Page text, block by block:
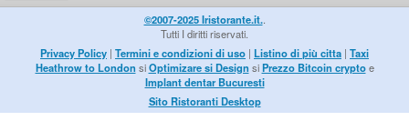
©2007-2025 Iristorante.it..
Tutti I diritti riservati.
Privacy Policy | Termini e condizioni di uso | Listino di più citta | Taxi
Heathrow to London siOptimizare si Design siPrezzo Bitcoin cryptoe
Implant dentar Bucuresti
Sito Ristoranti Desktop